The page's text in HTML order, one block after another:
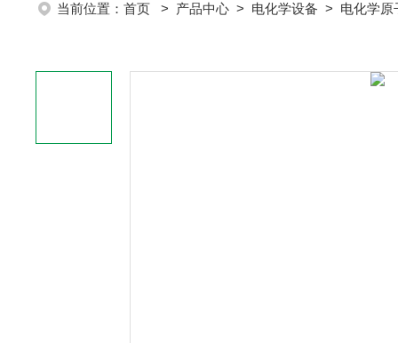
当前位置： 首页 > 产品中心 > 电化学设备 > 电化学原